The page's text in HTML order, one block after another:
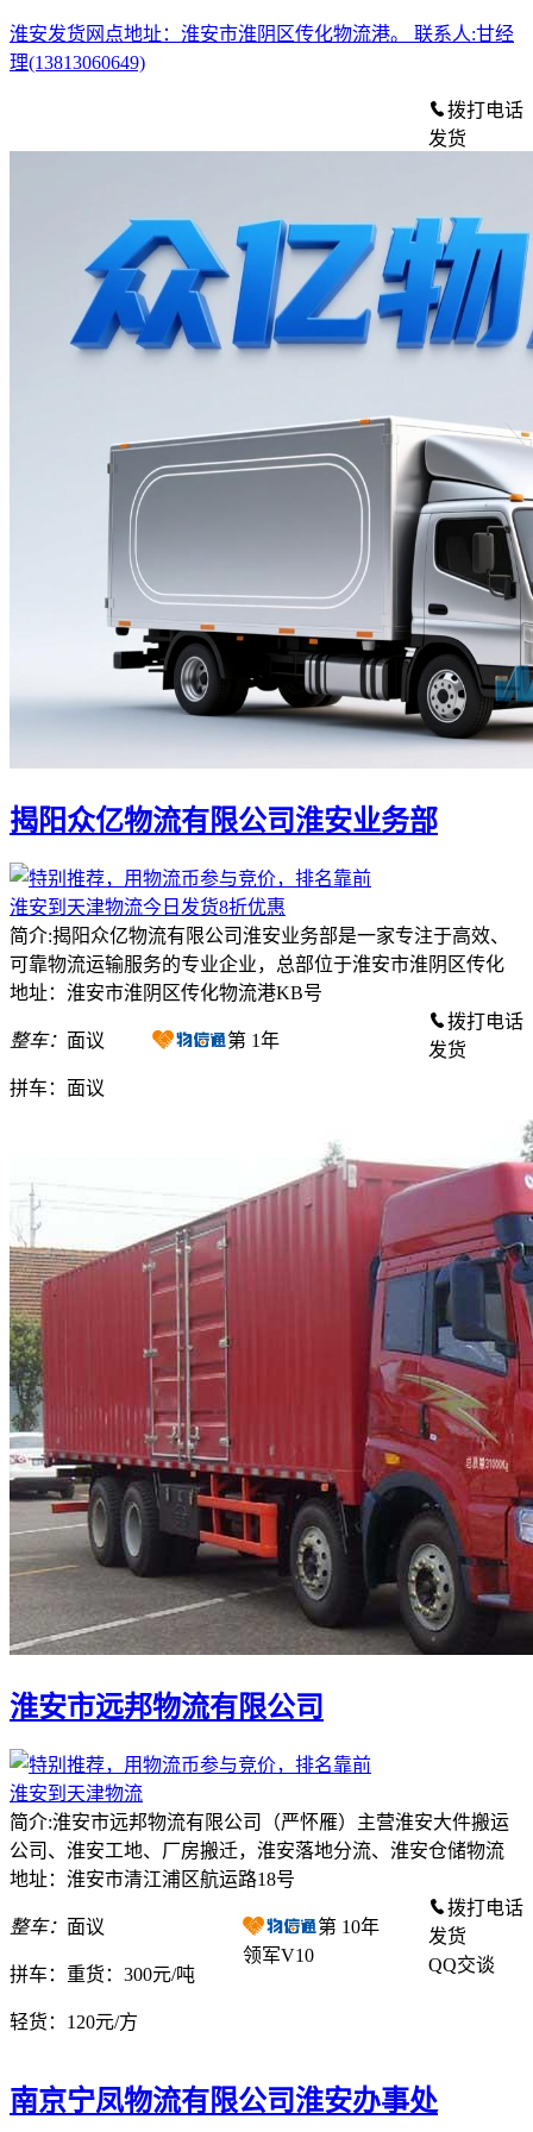
淮安发货网点地址：淮安市淮阴区传化物流港。 联系人:甘经
理(13813060649)
拨打电话
发货
揭阳众亿物流有限公司淮安业务部
淮安到天津物流今日发货8折优惠
简介:揭阳众亿物流有限公司淮安业务部是一家专注于高效、
可靠物流运输服务的专业企业，总部位于淮安市淮阴区传化
地址：淮安市淮阴区传化物流港KB号
整车： 面议
拼车： 面议
第 1年
拨打电话
发货
淮安市远邦物流有限公司
淮安到天津物流
简介:淮安市远邦物流有限公司（严怀雁）主营淮安大件搬运
公司、淮安工地、厂房搬迁，淮安落地分流、淮安仓储物流
地址：淮安市清江浦区航运路18号
整车： 面议
拼车： 重货：300元/吨
轻货： 120元/方
第 10年
领军V10
拨打电话
发货
QQ交谈
南京宁凤物流有限公司淮安办事处